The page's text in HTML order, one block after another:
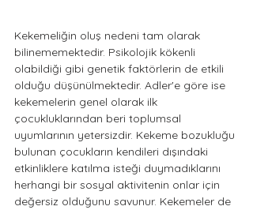
Kekemeliğin oluş nedeni tam olarak
bilinememektedir. Psikolojik kökenli
olabildiği gibi genetik faktörlerin de etkili
olduğu düşünülmektedir. Adler'e göre ise
kekemelerin genel olarak ilk
çocukluklarından beri toplumsal
uyumlarının yetersizdir. Kekeme bozukluğu
bulunan çocukların kendileri dışındaki
etkinliklere katılma isteği duymadıklarını
herhangi bir sosyal aktivitenin onlar için
değersiz olduğunu savunur. Kekemeler de